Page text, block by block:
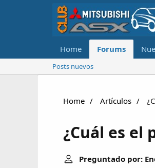
Home Forums
Posts nuevos
Home Artículos
¿Cuál es el
Preguntado por: